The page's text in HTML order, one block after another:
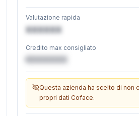
Valutazione rapida
XXXXXX
Credito max consigliato
€XXXXXX
Questa azienda ha scelto di non
propri dati Coface.